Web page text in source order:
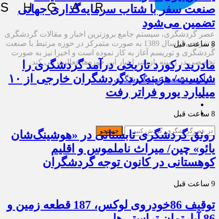
صنعت سفر با شتاب سرمایه‌گذاری جهانی
تضمین می‌شود
8 ساعت قبل
مادرید رکورد تاریخی درآمد گردشگری را
شکست/ هزینه‌کرد گردشگران خارجی از ۱۰
میلیارد یورو فراتر رفت
8 ساعت قبل
رونق گردشگری تابستانی در «هوشینگ‌شان
یائو» چین/ میراث ناملموس و اقلیم
کوهستانی در کانون توجه گردشگران
9 ساعت قبل
توقیف 86خودروی لوکس، 187 قطعه زمین و
عصر گردشگری، سیستم جامع بروزترین اخبار و مقالات گردشگری
و تفریحی از سال 1389 به صورت متمرکز در حوزه مرتبط با صنعت
گردشگری و توریسم آغاز به کار نموده است و اخیرا نیز به صورت
تخصصی در زمینه بازنشر اخبار این حوزه‌ها فعالیت می کند.
دیزاین و توسعه: عصرگردشگری
جستجو